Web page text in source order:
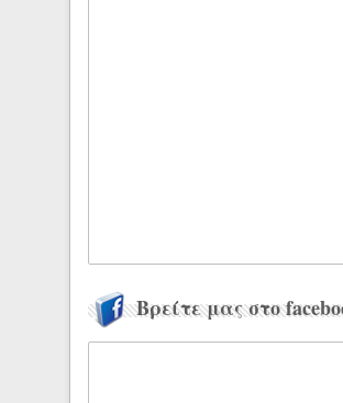
Βρείτε μας στο